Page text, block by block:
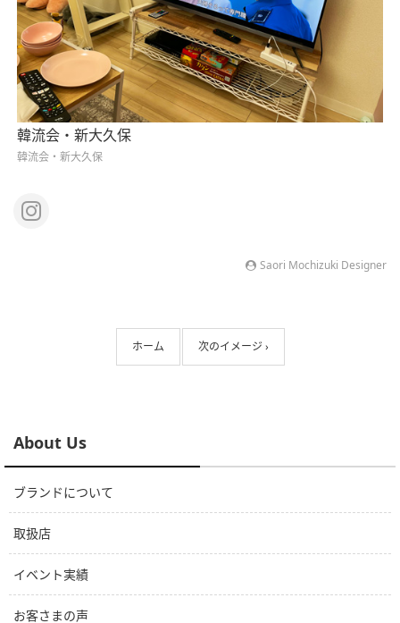
韓流会・新大久保
韓流会・新大久保
Saori Mochizuki Designer
ホーム 次のイメージ ›
About Us
ブランドについて
取扱店
イベント実績
お客さまの声